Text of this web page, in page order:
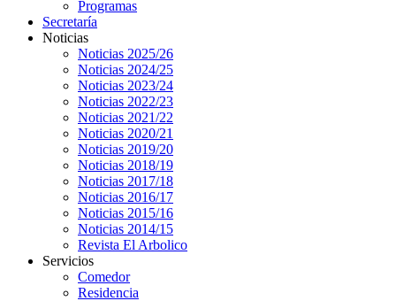
Programas
Secretaría
Noticias
Noticias 2025/26
Noticias 2024/25
Noticias 2023/24
Noticias 2022/23
Noticias 2021/22
Noticias 2020/21
Noticias 2019/20
Noticias 2018/19
Noticias 2017/18
Noticias 2016/17
Noticias 2015/16
Noticias 2014/15
Revista El Arbolico
Servicios
Comedor
Residencia